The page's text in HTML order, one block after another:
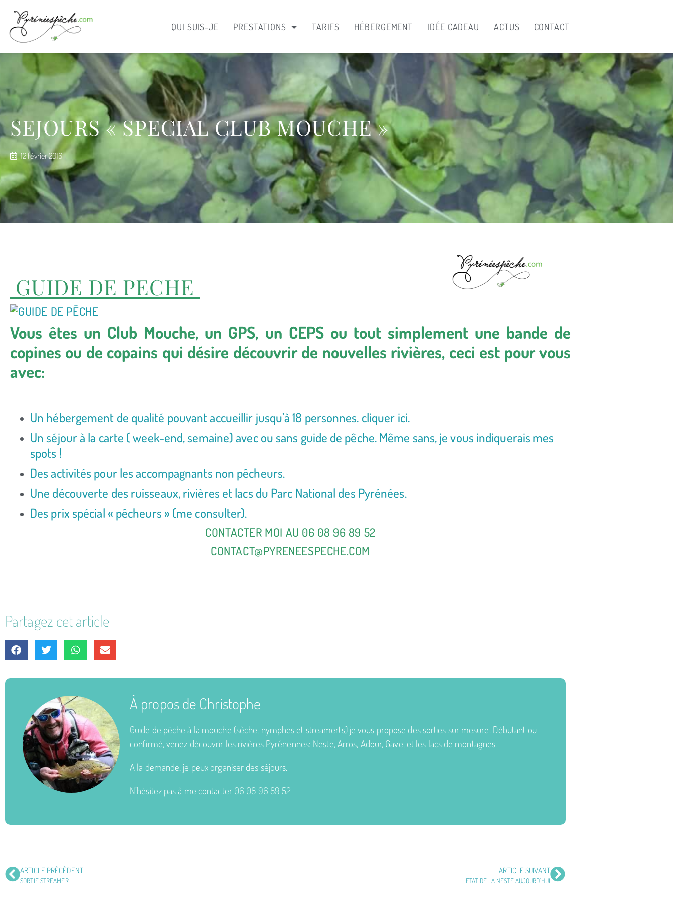
QUI SUIS-JE PRESTATIONS TARIFS HÉBERGEMENT IDÉE CADEAU ACTUS CONTACT
SEJOURS « SPECIAL CLUB MOUCHE »
12 février 2016
GUIDE DE PECHE
Vous êtes un Club Mouche, un GPS, un CEPS ou tout simplement une bande de
copines ou de copains qui désire découvrir de nouvelles rivières, ceci est pour vous
avec:
Un hébergement de qualité pouvant accueillir jusqu’à 18 personnes. cliquer ici.
Un séjour à la carte ( week-end, semaine) avec ou sans guide de pêche. Même sans, je vous indiquerais mes
spots !
Des activités pour les accompagnants non pêcheurs.
Une découverte des ruisseaux, rivières et lacs du Parc National des Pyrénées.
Des prix spécial « pêcheurs » (me consulter).
CONTACTER MOI AU 06 08 96 89 52
CONTACT@PYRENEESPECHE.COM
Partagez cet article
À propos de Christophe
Guide de pêche à la mouche (sèche, nymphes et streamerts) je vous propose des sorties sur mesure. Débutant ou
confirmé, venez découvrir les rivières Pyrénennes: Neste, Arros, Adour, Gave, et les lacs de montagnes.
A la demande, je peux organiser des séjours.
N’hésitez pas à me contacter 06 08 96 89 52
ARTICLE PRÉCÉDENT
SORTIE STREAMER
ARTICLE SUIVANT
ETAT DE LA NESTE AUJOURD’HUI